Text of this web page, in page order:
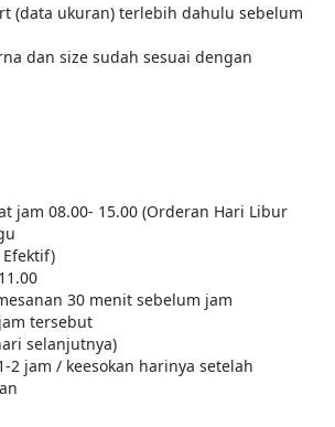
(data ukuran) terlebih dahulu sebelum
dan size sudah sesuai dengan
jam 08.00- 15.00 (Orderan Hari Libur
30 menit sebelum jam
tersebut
selanjutnya)
2 jam / keesokan harinya setelah